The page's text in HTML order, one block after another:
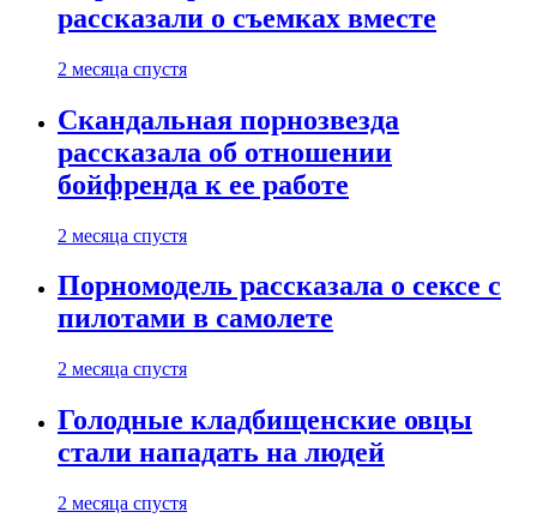
рассказали о съемках вместе
2 месяца спустя
Скандальная порнозвезда
рассказала об отношении
бойфренда к ее работе
2 месяца спустя
Порномодель рассказала о сексе с
пилотами в самолете
2 месяца спустя
Голодные кладбищенские овцы
стали нападать на людей
2 месяца спустя